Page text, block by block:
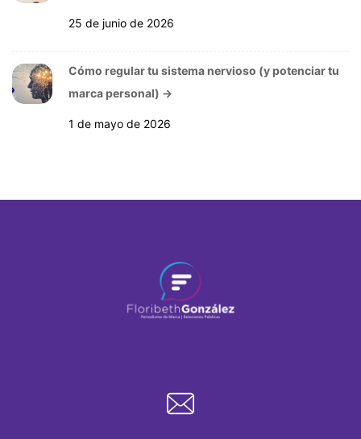
25 de junio de 2026
Cómo regular tu sistema nervioso (y potenciar tu
marca personal) →
1 de mayo de 2026